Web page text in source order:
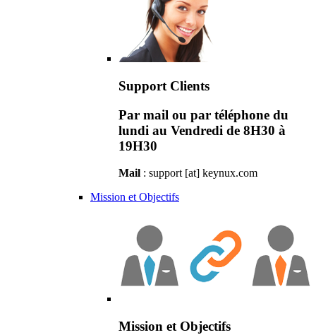
Support Clients
Par mail ou par téléphone du
lundi au Vendredi de 8H30 à
19H30
Mail : support [at] keynux.com
Mission et Objectifs
Mission et Objectifs